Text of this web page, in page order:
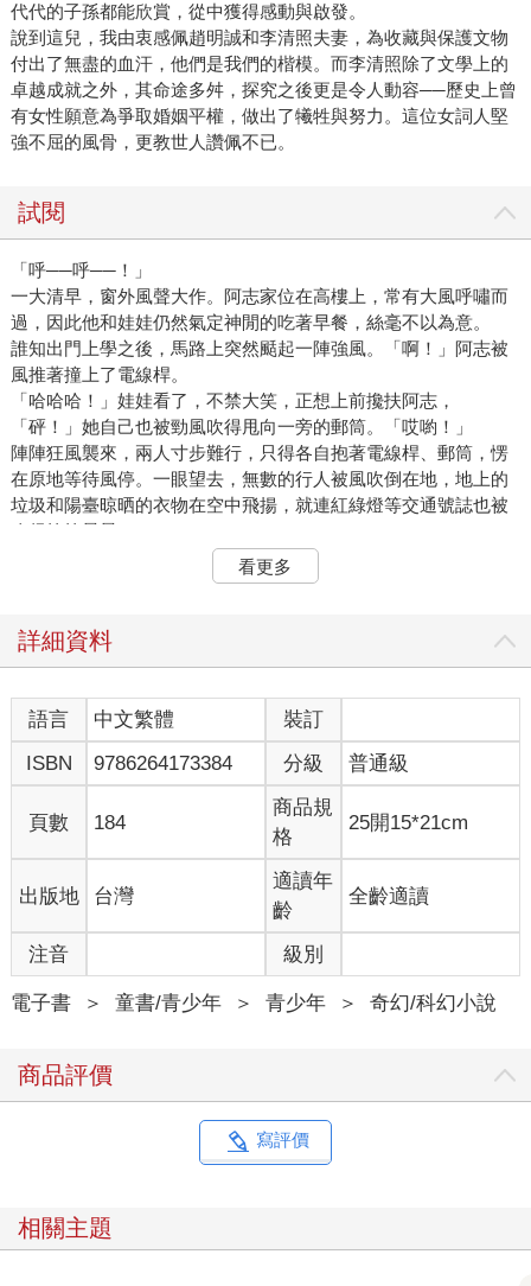
代代的子孫都能欣賞，從中獲得感動與啟發。
說到這兒，我由衷感佩趙明誠和李清照夫妻，為收藏與保護文物
付出了無盡的血汗，他們是我們的楷模。而李清照除了文學上的
卓越成就之外，其命途多舛，探究之後更是令人動容──歷史上曾
有女性願意為爭取婚姻平權，做出了犧牲與努力。這位女詞人堅
強不屈的風骨，更教世人讚佩不已。
試閱
「呼──呼──！」
一大清早，窗外風聲大作。阿志家位在高樓上，常有大風呼嘯而
過，因此他和娃娃仍然氣定神閒的吃著早餐，絲毫不以為意。
誰知出門上學之後，馬路上突然颳起一陣強風。「啊！」阿志被
風推著撞上了電線桿。
「哈哈哈！」娃娃看了，不禁大笑，正想上前攙扶阿志，
「砰！」她自己也被勁風吹得甩向一旁的郵筒。「哎喲！」
陣陣狂風襲來，兩人寸步難行，只得各自抱著電線桿、郵筒，愣
在原地等待風停。一眼望去，無數的行人被風吹倒在地，地上的
垃圾和陽臺晾晒的衣物在空中飛揚，就連紅綠燈等交通號誌也被
吹得搖搖晃晃。
「啪啦！」前方大樓的玻璃帷幕竟然被吹破了，強勁的氣流把原
本放在室內的大量紙張和文具吸到空中，胡亂飛舞。
好不容易風停了，那些在空中飄飛的東西才一一掉落。眼看著上
臺北故宮博物院外，遍地是遭狂風吹落的枝葉，就連垃圾桶裡的
垃圾也被吹出來，掛在廣場的柏樹上。清潔人員一接到命令，急
忙出動收拾。當他們來到至善園，更是吃驚──水池上布滿垃圾，
周圍還有幾棵樹被風吹倒了，眼前殘敗的景象宛如剛遭遇強烈颱
「唉！」清潔人員們紛紛搖頭說：「這可不是一、兩天就可以復
原的呀！」
博物院裡倒是沒有受到影響，準時於早上九點開館，很快就湧入
了來自各地的遊客。其中一位外貌奇特，穿著連帽大衣，從頭到
腳包得緊緊的，臉上還戴著一副往外突出的特製口罩。他拄著柺
杖，一拐一拐的前進，專門找特定的文物觀看。
經過一個多小時，這位怪客已經在「清宮家具展」區察看過龍
椅，在漆器陳列室裡看過「剔紅雲龍紋圓盒」，在「清代宮廷服
飾展」區欣賞過皇帝的龍袍，在玉器陳列室裡看過「玉龍紋盤」
和「龍冠鳳紋玉飾」。這會兒，怪客來到展出陶瓷器的陳列室，
那就不是了。」怪客又喃喃自語說：「怪了，到處都找不到。難
看更多
詳細資料
語言 中文繁體
裝訂
ISBN
9786264173384 分級 普通級
頁數 184
商品規
格
25開15*21cm
出版地 台灣
適讀年
齡
全齡適讀
注音 級別
電子書 ＞ 童書/青少年 ＞ 青少年 ＞ 奇幻/科幻小說
商品評價
寫評價
相關主題